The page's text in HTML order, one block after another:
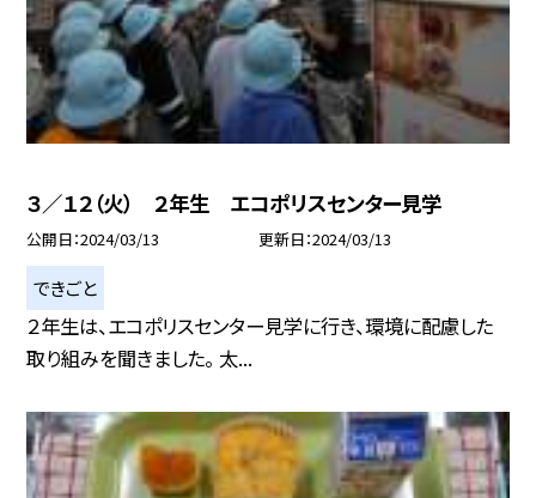
３／１２（火） ２年生 エコポリスセンター見学
公開日 2024/03/13 更新日 2024/03/13
できごと
２年生は、エコポリスセンター見学に行き、環境に配慮した
取り組みを聞きました。 太...